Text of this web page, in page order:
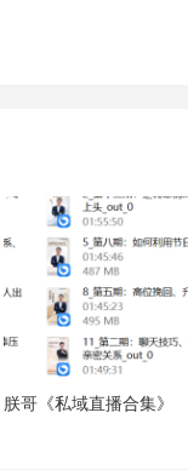
朕哥《私域直播合集》